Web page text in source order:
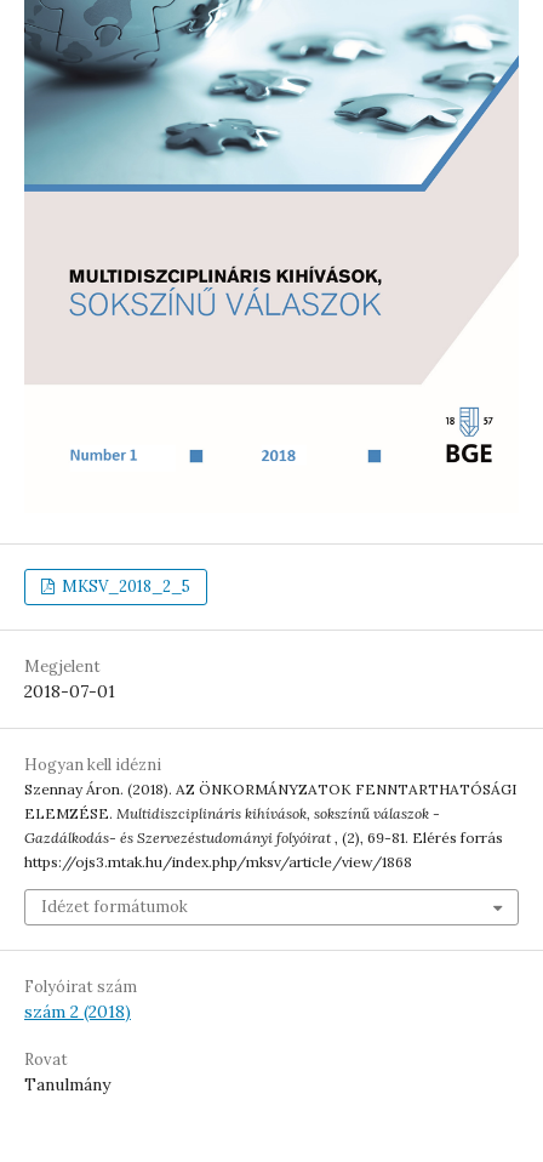
MKSV_2018_2_5
Megjelent
2018-07-01
Hogyan kell idézni
Szennay Áron. (2018). AZ ÖNKORMÁNYZATOK FENNTARTHATÓSÁGI
ELEMZÉSE. Multidiszciplináris kihívások, sokszínű válaszok -
Gazdálkodás- és Szervezéstudományi folyóirat, (2), 69-81. Elérés forrás
https://ojs3.mtak.hu/index.php/mksv/article/view/1868
Idézet formátumok
Folyóirat szám
szám 2 (2018)
Rovat
Tanulmány